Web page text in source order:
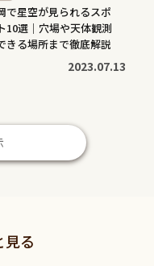
で星空が見られるスポ
10選｜穴場や天体観測
きる場所まで徹底解説
2023.07.13
金は定期預金で運用す
？メリット・デメリッ
る